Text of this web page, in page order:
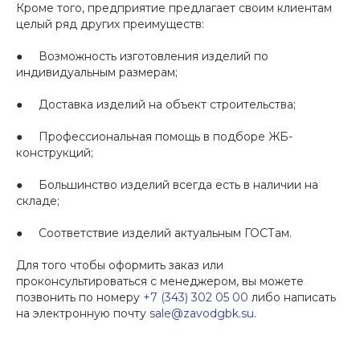
Кроме того, предприятие предлагает своим клиентам
целый ряд других преимуществ:
● Возможность изготовления изделий по
индивидуальным размерам;
● Доставка изделий на объект строительства;
● Профессиональная помощь в подборе ЖБ-
конструкций;
● Большинство изделий всегда есть в наличии на
складе;
● Соответствие изделий актуальным ГОСТам.
Для того чтобы оформить заказ или
проконсультироваться с менеджером, вы можете
позвонить по номеру +7 (343) 302 05 00 либо написать
на электронную почту sale@zavodgbk.su.